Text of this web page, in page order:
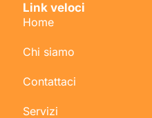
Link veloci
Home
Chi siamo
Contattaci
Servizi